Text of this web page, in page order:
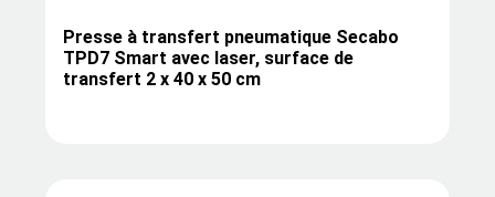
Presse à transfert pneumatique Secabo
TPD7 Smart avec laser, surface de
transfert 2 x 40 x 50 cm